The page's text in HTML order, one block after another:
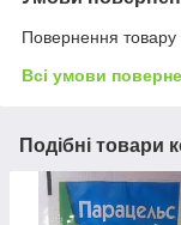
Повернення товару
Всі умови
Подібні товари